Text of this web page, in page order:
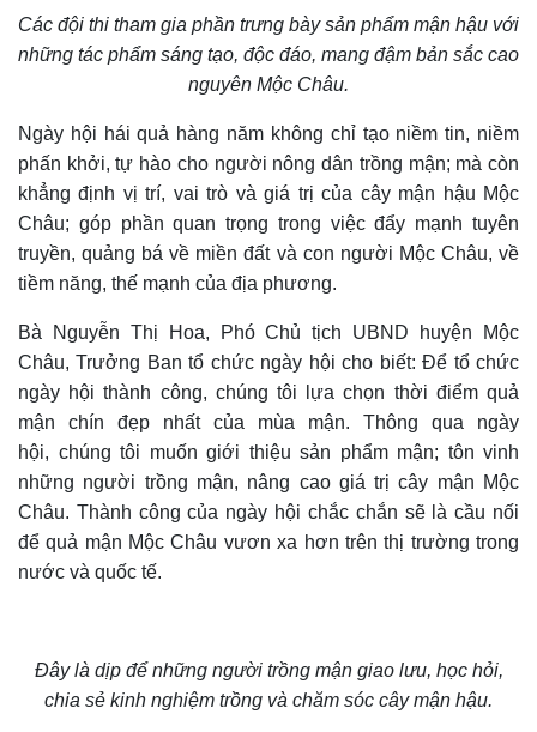
Các đội thi tham gia phần trưng bày sản phẩm mận hậu với
những tác phẩm sáng tạo, độc đáo, mang đậm bản sắc cao
nguyên Mộc Châu.
Ngày hội hái quả hàng năm không chỉ tạo niềm tin, niềm
phấn khởi, tự hào cho người nông dân trồng mận; mà còn
khẳng định vị trí, vai trò và giá trị của cây mận hậu Mộc
Châu; góp phần quan trọng trong việc đẩy mạnh tuyên
truyền, quảng bá về miền đất và con người Mộc Châu, về
tiềm năng, thế mạnh của địa phương.
Bà Nguyễn Thị Hoa, Phó Chủ tịch UBND huyện Mộc
Châu, Trưởng Ban tổ chức ngày hội cho biết: Để tổ chức
ngày hội thành công, chúng tôi lựa chọn thời điểm quả
mận chín đẹp nhất của mùa mận. Thông qua ngày
hội, chúng tôi muốn giới thiệu sản phẩm mận; tôn vinh
những người trồng mận, nâng cao giá trị cây mận Mộc
Châu. Thành công của ngày hội chắc chắn sẽ là cầu nối
để quả mận Mộc Châu vươn xa hơn trên thị trường trong
nước và quốc tế.
Đây là dịp để những người trồng mận giao lưu, học hỏi,
chia sẻ kinh nghiệm trồng và chăm sóc cây mận hậu.